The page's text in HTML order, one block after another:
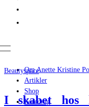
Om Anette Kristine
Artikler
Shop
Foredrag
Beautyspace
I skabet hos